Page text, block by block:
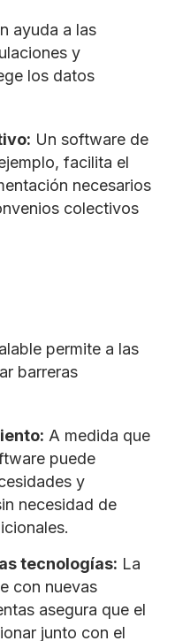
ayuda a las
y
los datos
Un software de
facilita el
necesarios
colectivos
permite a las
barreras
A medida que
puede
y
necesidad de
tecnologías: La
con nuevas
asegura que el
junto con el